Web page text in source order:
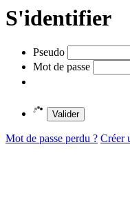
S'identifier
Pseudo
Mot de passe
Valider
Mot de passe perdu ? Créer